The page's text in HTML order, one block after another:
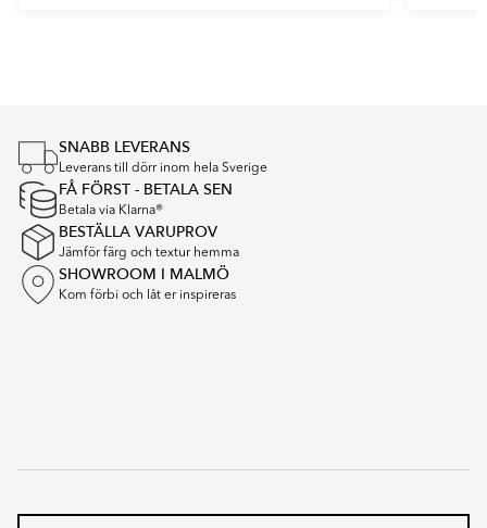
SNABB LEVERANS
Leverans till dörr inom hela Sverige
FÅ FÖRST - BETALA SEN
Betala via Klarna®
BESTÄLLA VARUPROV
Jämför färg och textur hemma
SHOWROOM I MALMÖ
Kom förbi och låt er inspireras